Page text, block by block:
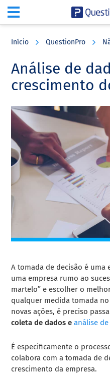
content
sidebar
Início QuestionPro
Análise de
crescimento
A tomada de decisão é uma
uma empresa rumo ao
martelo” e escolher o
qualquer medida tomada
novas ações, é preciso
coleta de dados eanálise
É especificamente o
colabora com a tomada de
crescimento da empresa.